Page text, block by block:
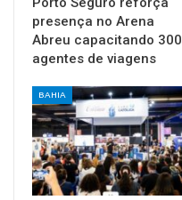
presença no Arena
Abreu capacitando 300
agentes de viagens
BAHIA